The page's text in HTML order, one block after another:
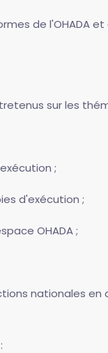
de l'OHADA
sur les
;
d'exécution ;
OHADA ;
nationales